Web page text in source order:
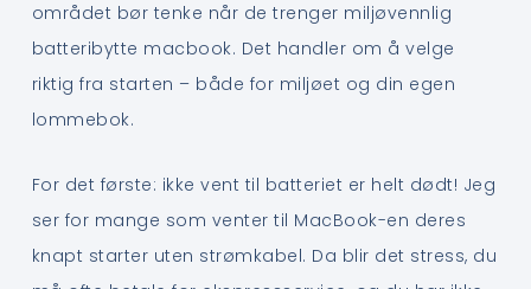
området bør tenke når de trenger miljøvennlig
batteribytte macbook. Det handler om å velge
riktig fra starten – både for miljøet og din egen
lommebok.
For det første: ikke vent til batteriet er helt dødt! Jeg
ser for mange som venter til MacBook-en deres
knapt starter uten strømkabel. Da blir det stress, du